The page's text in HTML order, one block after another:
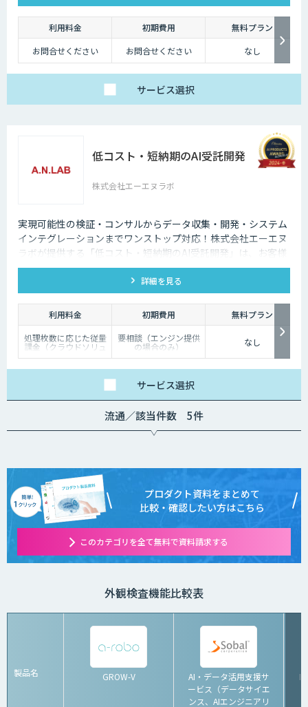
利用料金 初期費用
無料プラン
お問合せください
お問合せください なし
サービス選択
低コスト・短納期のAI受託開発
株式会社エーエヌラボ
実現可能性の検証・コンサルからデータ収集・開発・システム
インテグレーションまでワンストップ対応！株式会社エーエヌ
ラボが提供する「低コスト・短納期のAI受託開発」は、お客様
のニーズにピッタリ合った画像AIソリューション開発します。
200件以上の実績。無料トライアルもあり、初めての方でも安
心してお任せください！
詳細を見る
利用料金 初期費用
無料プラン
処理枚数に応じた従量
課金（クラウドソリュ
ーション）、オンプレ
に応じて柔軟に対応し
ます。データ処理のみ
希望する場合は、目安
として写真一枚あたり
数円程度とお考えくだ
要相談（エンジン提供
の場合のみ） なし
サービス選択
流通／該当件数 5件
プロダクト資料をまとめて
比較・確認したい方はこちら
このカテゴリを全て無料で資料請求する
外観検査機能比較表
製品名 GROW-V
AI・データ活用支援サ
ービス（データサイエ
ンス、AIエンジニアリ